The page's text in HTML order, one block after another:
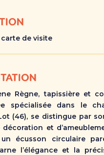
de visite
Règne, tapissière et
spécialisée dans le
(46), se distingue par
et
un écusson circulaire
l’élégance et la